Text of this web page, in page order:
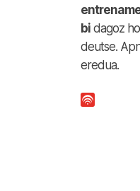
bi dagoz
deutse.
eredua.